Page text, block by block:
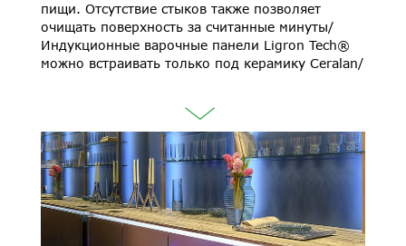
пищи. Отсутствие стыков также позволяет
очищать поверхность за считанные минуты/
Индукционные варочные панели Ligron Tech®
можно встраивать только под керамику Ceralan/